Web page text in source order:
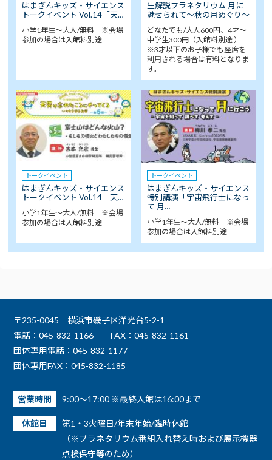
はまぎんキッズ・サイエンス
トークイベント Vol.14「天…
小学1年生～大人/無料 ※会場
参加の場合は入館料別途
生解説プラネタリウム 月に
魅せられて～秋の月めぐり～
どなたでも/大人600円、4才～
中学生300円（入館料別途 ）
※3才以下のお子様でも座席を
利用される場合は有料となりま
す。
トークイベント
はまぎんキッズ・サイエンス
トークイベント Vol.14「天…
小学1年生～大人/無料 ※会場
参加の場合は入館料別途
トークイベント
はまぎんキッズ・サイエンス
特別講演「宇宙飛行士になっ
て 月…
小学1年生～大人/無料 ※会場
参加の場合は入館料別途
〒235-0045 横浜市磯子区洋光台5-2-1
電話：045-832-1166
FAX：045-832-1161
団体専用電話：045-832-1177
団体専用FAX：045-832-1185
営業時間 9:00～17:00 ※最終入館は16:00まで
休館日
第1・3火曜日/年末年始/臨時休館
（※プラネタリウム番組入れ替え時および展示機器
点検保守等のため）